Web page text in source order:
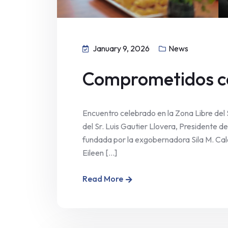
January 9, 2026 News
Comprometidos
Encuentro celebrado en la Zona Libre
del Sr. Luis Gautier Llovera, Presidente
fundada por la exgobernadora Sila M.
Eileen [...]
Read More